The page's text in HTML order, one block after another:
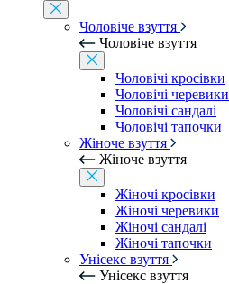
Чоловіче взуття
Чоловіче взуття
Чоловічі кросівки
Чоловічі черевики
Чоловічі сандалі
Чоловічі тапочки
Жіноче взуття
Жіноче взуття
Жіночі кросівки
Жіночі черевики
Жіночі сандалі
Жіночі тапочки
Унісекс взуття
Унісекс взуття